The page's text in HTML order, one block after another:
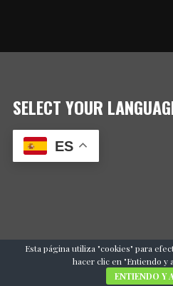
SELECT YOUR
ES
Esta página utiliza "cookies" para
hacer clic en "Entiendo y
ENTIENDO Y